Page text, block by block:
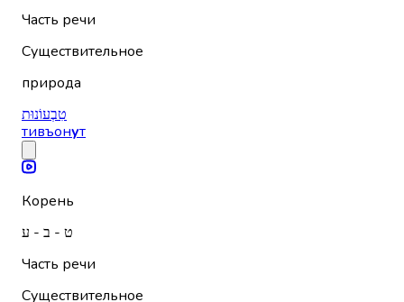
Часть речи
Существительное
природа
טִבְעוֹנוּת
тивъонут
Корень
ט - ב - ע
Часть речи
Существительное